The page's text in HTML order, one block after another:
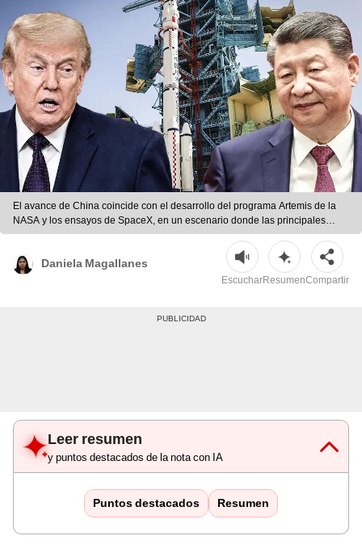
El avance de China coincide con el desarrollo del programa Artemis de la
NASA y los ensayos de SpaceX, en un escenario donde las principales
potencias aceleran planes para volver a la Luna | Foto: composición LR/AFP
Daniela Magallanes
EscucharResumenCompartir
Leer resumen
y puntos destacados de la nota con IA
Puntos destacados Resumen